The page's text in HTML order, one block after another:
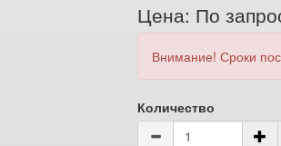
Цена: По
Внимание! Сроки
Количество